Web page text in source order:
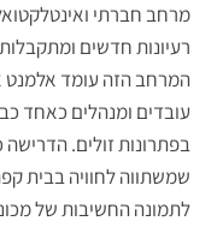
מרחב חברתי
רעיונות חדשים
המרחב הזה עומד אלמנט
עובדים ומנהלים כאחד
בפתרונות זולים.
שמשתווה לחוויה בבית
לתמונה החשיבות של